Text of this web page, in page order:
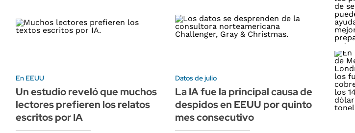
En EEUU
Un estudio reveló que muchos
lectores prefieren los relatos
escritos por IA
Datos de julio
La IA fue la principal causa de
despidos en EEUU por quinto
mes consecutivo